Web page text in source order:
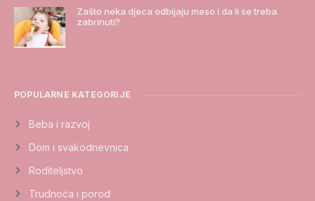
Zašto neka djeca odbijaju meso i da li se treba
zabrinuti?
POPULARNE KATEGORIJE
Beba i razvoj
Dom i svakodnevnica
Roditeljstvo
Trudnoća i porod